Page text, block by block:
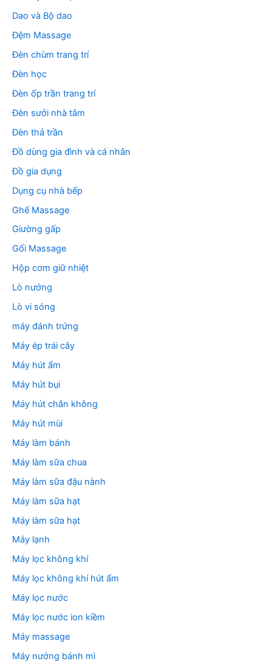
Dao và Bộ dao
Đệm Massage
Đèn chùm trang trí
Đèn học
Đèn ốp trần trang trí
Đèn sưởi nhà tắm
Đèn thả trần
Đồ dùng gia đình và cá nhân
Đồ gia dụng
Dụng cụ nhà bếp
Ghế Massage
Giường gấp
Gối Massage
Hộp cơm giữ nhiệt
Lò nướng
Lò vi sóng
máy đánh trứng
Máy ép trái cây
Máy hút ẩm
Máy hút bụi
Máy hút chân không
Máy hút mùi
Máy làm bánh
Máy làm sữa chua
Máy làm sữa đậu nành
Máy làm sữa hạt
Máy làm sữa hạt
Máy lạnh
Máy lọc không khí
Máy lọc không khí hút ẩm
Máy lọc nước
Máy lọc nước ion kiềm
Máy massage
Máy nướng bánh mì